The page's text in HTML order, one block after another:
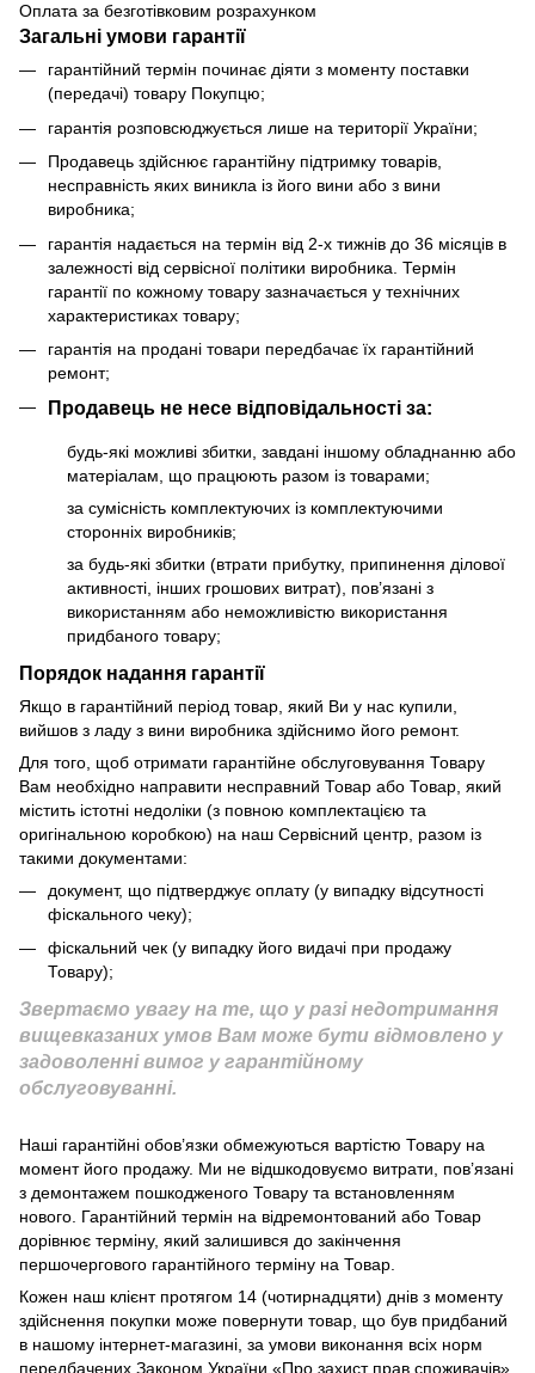
Оплата за безготівковим розрахунком
Загальні умови гарантії
гарантійний термін починає діяти з моменту поставки
(передачі) товару Покупцю;
гарантія розповсюджується лише на території України;
Продавець здійснює гарантійну підтримку товарів,
несправність яких виникла із його вини або з вини
виробника;
гарантія надається на термін від 2-х тижнів до 36 місяців в
залежності від сервісної політики виробника. Термін
гарантії по кожному товару зазначається у технічних
характеристиках товару;
гарантія на продані товари передбачає їх гарантійний
ремонт;
Продавець не несе відповідальності за:
будь-які можливі збитки, завдані іншому обладнанню або
матеріалам, що працюють разом із товарами;
за сумісність комплектуючих із комплектуючими
сторонніх виробників;
за будь-які збитки (втрати прибутку, припинення ділової
активності, інших грошових витрат), пов’язані з
використанням або неможливістю використання
придбаного товару;
Порядок надання гарантії
Якщо в гарантійний період товар, який Ви у нас купили,
вийшов з ладу з вини виробника здійснимо його ремонт.
Для того, щоб отримати гарантійне обслуговування Товару
Вам необхідно направити несправний Товар або Товар, який
містить істотні недоліки (з повною комплектацією та
оригінальною коробкою) на наш Сервісний центр, разом із
такими документами:
документ, що підтверджує оплату (у випадку відсутності
фіскального чеку);
фіскальний чек (у випадку його видачі при продажу
Товару);
Звертаємо увагу на те, що у разі недотримання
вищевказаних умов Вам може бути відмовлено у
задоволенні вимог у гарантійному
обслуговуванні.
Наші гарантійні обов’язки обмежуються вартістю Товару на
момент його продажу. Ми не відшкодовуємо витрати, пов’язані
з демонтажем пошкодженого Товару та встановленням
нового. Гарантійний термін на відремонтований або Товар
дорівнює терміну, який залишився до закінчення
першочергового гарантійного терміну на Товар.
Кожен наш клієнт протягом 14 (чотирнадцяти) днів з моменту
здійснення покупки може повернути товар, що був придбаний
в нашому інтернет-магазині, за умови виконання всіх норм
передбачених Законом України «Про захист прав споживачів»